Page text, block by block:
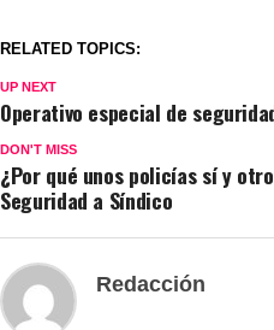
RELATED TOPICS:
UP NEXT
Operativo especial de
DON'T MISS
¿Por qué unos policías sí y
Seguridad a Síndico
Redacción